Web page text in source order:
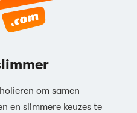
om samen
en slimmere keuzes te